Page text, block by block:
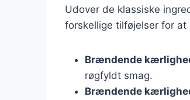
Udover de klassiske
forskellige tilføjelser for
Brændende
røgfyldt smag.
Brændende